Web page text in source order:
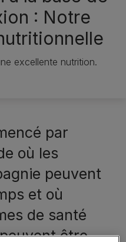
: Notre
excellente nutrition.
par
où les
peuvent
et où
de santé
être